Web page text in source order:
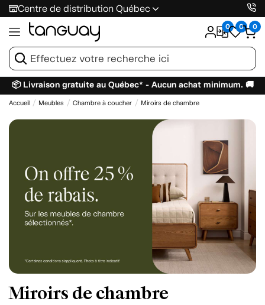
Centre de distribution Québec
0 0 0
📦 Livraison gratuite au Québec* - Aucun achat minimum. 🚚
Accueil Meubles Chambre à coucher Miroirs de chambre
Miroirs de chambre